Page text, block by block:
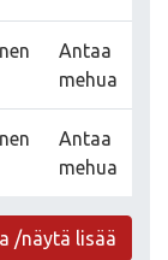
Antaa
mehua
Antaa
mehua
/näytä lisää